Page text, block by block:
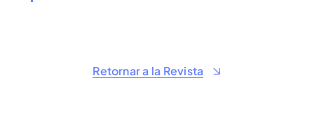
Retornar a la Revista